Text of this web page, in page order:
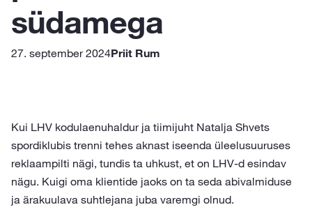
südamega
27. september 2024Priit Rum
Kui LHV kodulaenuhaldur ja tiimijuht Natalja Shvets
spordiklubis trenni tehes aknast iseenda üleelusuuruses
reklaampilti nägi, tundis ta uhkust, et on LHV-d esindav
nägu. Kuigi oma klientide jaoks on ta seda abivalmiduse
ja ärakuulava suhtlejana juba varemgi olnud.